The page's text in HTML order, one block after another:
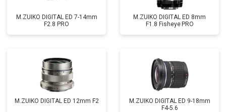
M.ZUIKO DIGITAL ED 7-14mm
F2.8 PRO
M.ZUIKO DIGITAL ED 8mm
F1.8 Fisheye PRO
M.ZUIKO DIGITAL ED 12mm F2
M.ZUIKO DIGITAL ED 9-18mm
F4-5.6